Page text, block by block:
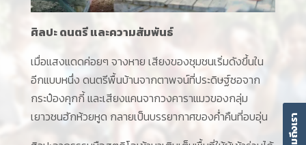
ศิลปะ ดนตรี และความสัมพันธ์
เมื่อแสงแดดค่อยๆ จางหาย เสียงของชุมชนเริ่มดังขึ้นใน
อีกแบบหนึ่ง ดนตรีพื้นบ้านจากตาพจน์ที่ประดิษฐ์ซอจาก
กระป๋องคุกกี้ และเสียงแคนจากวงคาราแมวของกลุ่ม
เยาวชนฮักห้วยหูด กลายเป็นบรรยากาศของค่ำคืนที่อบอุ่น